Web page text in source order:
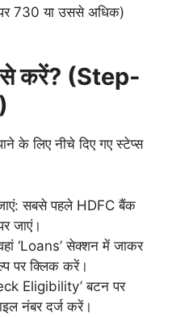
730 या उससे अधिक)
करें? (Step-
के लिए नीचे दिए गए स्टेप्स
सबसे पहले HDFC बैंक
जाएं।
‘Loans’ सेक्शन में जाकर
पर क्लिक करें।
Eligibility’ बटन पर
नंबर दर्ज करें।